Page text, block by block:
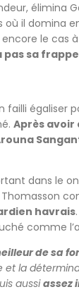
élimina
il domina
le cas
pas sa
égaliser
Après
dans le
havrais
comme
de sa
la
aussiassez